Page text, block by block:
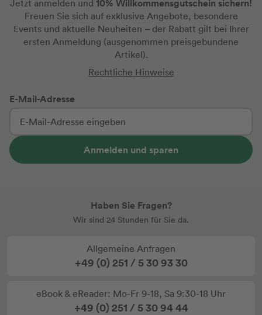
Jetzt anmelden und 10% Willkommensgutschein sichern!
Freuen Sie sich auf exklusive Angebote, besondere
Events und aktuelle Neuheiten – der Rabatt gilt bei Ihrer
ersten Anmeldung (ausgenommen preisgebundene
Artikel).
Rechtliche Hinweise
E-Mail-Adresse
Anmelden und sparen
Haben Sie Fragen?
Wir sind 24 Stunden für Sie da.
Allgemeine Anfragen
+49 (0) 251 / 5 30 93 30
eBook & eReader: Mo-Fr 9-18, Sa 9:30-18 Uhr
+49 (0) 251 / 5 30 94 44